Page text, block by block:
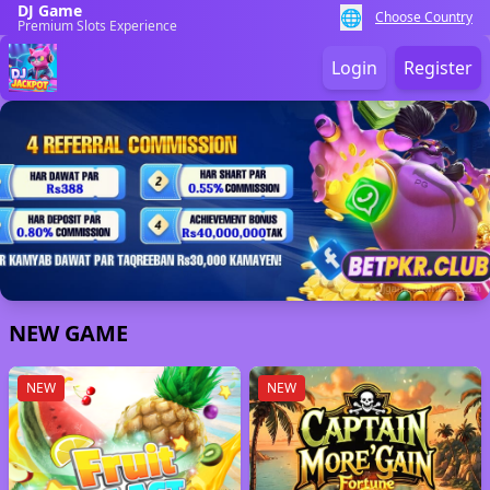
DJ Game
Premium Slots Experience 🌐 Choose Country
Login Register
NEW GAME
NEW NEW
✅ 29/06/2026 احمد*** کو بونس ملا 3,000 PKR 🎉